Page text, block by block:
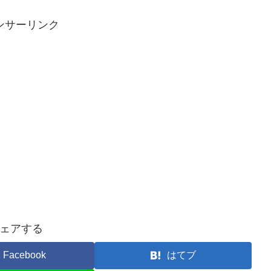
サーリンク
アする
Facebook はてブ